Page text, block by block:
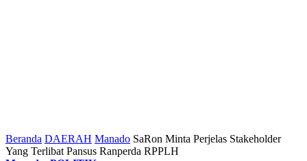
Beranda DAERAH Manado SaRon Minta Perjelas Stakeholder
Yang Terlibat Pansus Ranperda RPPLH